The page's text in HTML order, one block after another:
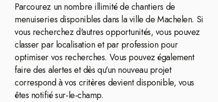
Parcourez un nombre illimité de chantiers de
menuiseries disponibles dans la ville de Machelen. Si
vous recherchez d'autres opportunités, vous pouvez
classer par localisation et par profession pour
optimiser vos recherches. Vous pouvez également
faire des alertes et dès qu'un nouveau projet
correspond à vos critères devient disponible, vous
êtes notifié sur-le-champ.